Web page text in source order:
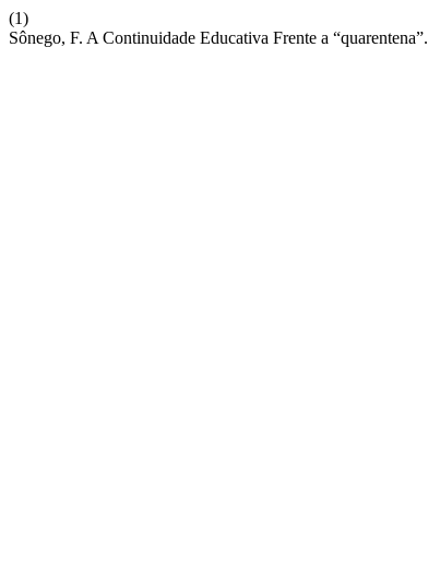
(1)
Sônego, F. A Continuidade Educativa Frente a “quarentena”.